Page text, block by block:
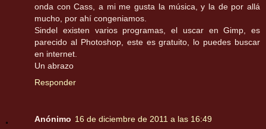
onda con Cass, a mi me gusta la música, y la de por allá
mucho, por ahí congeniamos.
Sindel existen varios programas, el uscar en Gimp, es
parecido al Photoshop, este es gratuito, lo puedes buscar
en internet.
Un abrazo
Responder
Anónimo 16 de diciembre de 2011 a las 16:49